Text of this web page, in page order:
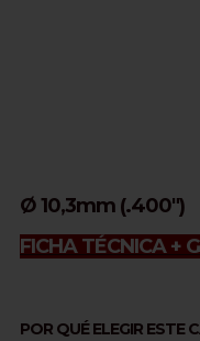
Ø 10,3mm (.400")
FICHA TÉCNICA +
POR QUÉ ELEGIR ESTE